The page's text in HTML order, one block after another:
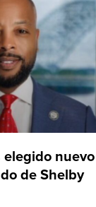
nuevo
de Shelby